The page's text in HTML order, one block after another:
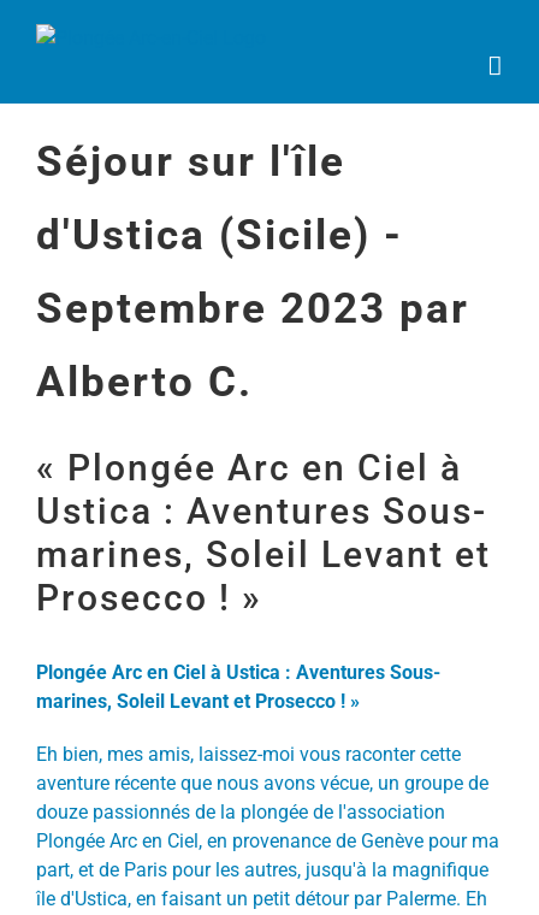
Séjour sur l'île
d'Ustica (Sicile) -
Septembre 2023 par
Alberto C.
« Plongée Arc en Ciel à
Ustica : Aventures Sous-
marines, Soleil Levant et
Prosecco ! »
Plongée Arc en Ciel à Ustica : Aventures Sous-
marines, Soleil Levant et Prosecco ! »
Eh bien, mes amis, laissez-moi vous raconter cette
aventure récente que nous avons vécue, un groupe de
douze passionnés de la plongée de l'association
Plongée Arc en Ciel, en provenance de Genève pour ma
part, et de Paris pour les autres, jusqu'à la magnifique
île d'Ustica, en faisant un petit détour par Palerme. Eh